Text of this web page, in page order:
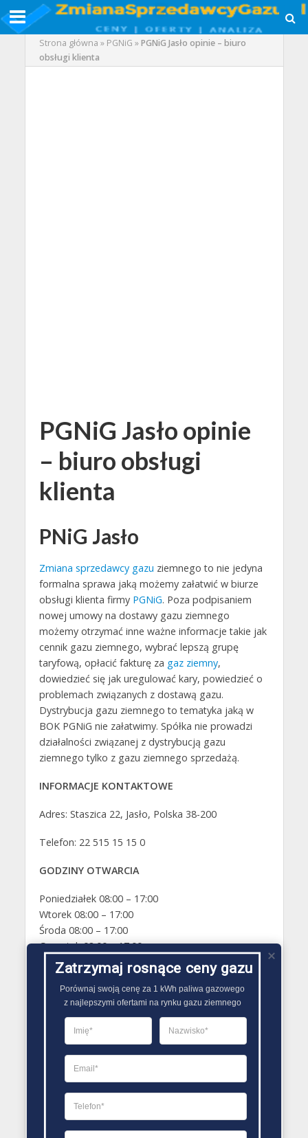
Strona główna » PGNiG »PGNiG Jasło opinie – biuro
obsługi klienta
PGNiG Jasło opinie
– biuro obsługi
klienta
PNiG Jasło
Zmiana sprzedawcy gazu ziemnego to nie jedyna
formalna sprawa jaką możemy załatwić w biurze
obsługi klienta firmy PGNiG. Poza podpisaniem
nowej umowy na dostawy gazu ziemnego
możemy otrzymać inne ważne informacje takie jak
cennik gazu ziemnego, wybrać lepszą grupę
taryfową, opłacić fakturę za gaz ziemny,
dowiedzieć się jak uregulować kary, powiedzieć o
problemach związanych z dostawą gazu.
Dystrybucja gazu ziemnego to tematyka jaką w
BOK PGNiG nie załatwimy. Spółka nie prowadzi
działalności związanej z dystrybucją gazu
ziemnego tylko z gazu ziemnego sprzedażą.
INFORMACJE KONTAKTOWE
Adres: Staszica 22, Jasło, Polska 38-200
Telefon: 22 515 15 15 0
GODZINY OTWARCIA
Poniedziałek 08:00 – 17:00
Wtorek 08:00 – 17:00
Środa 08:00 – 17:00
Czwartek 08:00 – 17:00
Piątek 08:00 – 17:00
Sobota Zamknięte
Niedziela Zamknięte
PORÓWNYWARKA OFERT GAZU
Zatrzymaj rosnące ceny gazu
Porównaj swoją cenę za 1 kWh paliwa gazowego
z najlepszymi ofertami na rynku gazu ziemnego